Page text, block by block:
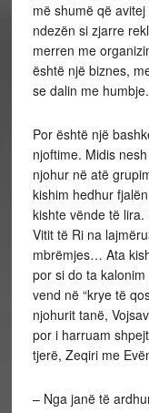
më shumë që
ndezën si zjarre
merren me
është një biznes,
se dalin me humbje.
Por është një
njoftime. Midis
njohur në atë
kishim hedhur
kishte vënde të
Vitit të Ri na
mbrëmjes… Ata
por si do ta
vend në “krye të
njohurit tanë,
por i harruam
tjerë, Zeqiri me
– Nga janë të